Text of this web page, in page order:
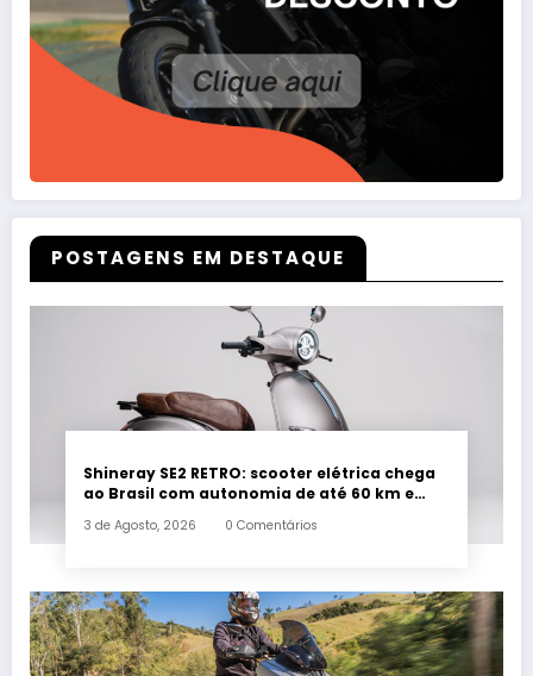
POSTAGENS EM DESTAQUE
Shineray SE2 RETRO: scooter elétrica chega
ao Brasil com autonomia de até 60 km e
3 de Agosto, 2026 0 Comentários